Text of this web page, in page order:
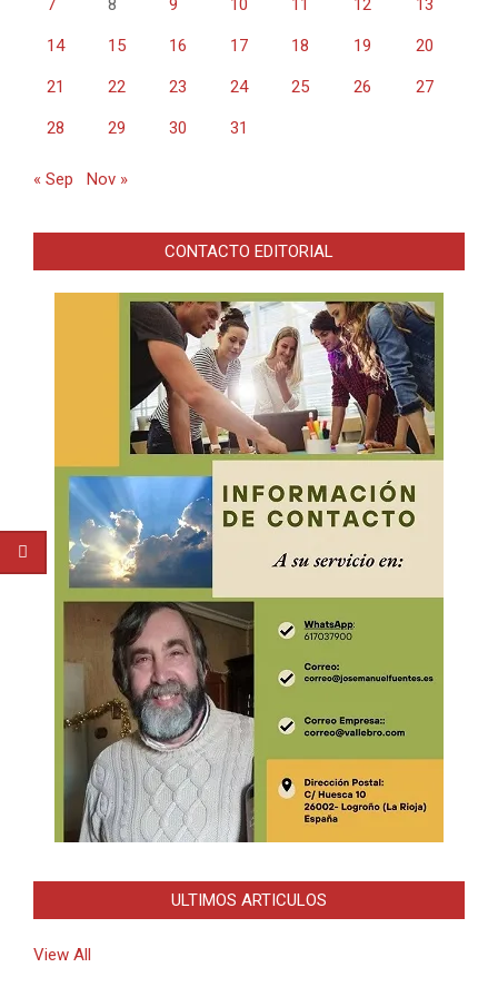
7 8 9 10 11 12 13
14 15 16 17 18 19 20
21 22 23 24 25 26 27
28 29 30 31
« Sep Nov »
CONTACTO EDITORIAL
ULTIMOS ARTICULOS
View All